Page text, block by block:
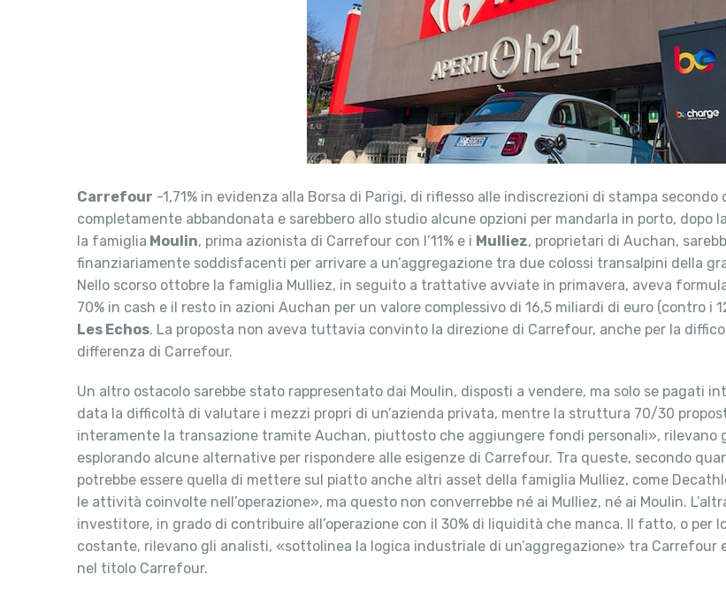
Carrefour -1,71% in evidenza alla Borsa di Parigi, di riflesso alle indiscrezioni di stampa
completamente abbandonata e sarebbero allo studio alcune opzioni per mandarla in porto, dopo
la famiglia Moulin, prima azionista di Carrefour con l’11% e i Mulliez, proprietari di Auchan,
finanziariamente soddisfacenti per arrivare a un’aggregazione tra due colossi transalpini della
Nello scorso ottobre la famiglia Mulliez, in seguito a trattative avviate in primavera, aveva
70% in cash e il resto in azioni Auchan per un valore complessivo di 16,5 miliardi di euro (contro
Les Echos. La proposta non aveva tuttavia convinto la direzione di Carrefour, anche per la
differenza di Carrefour.
Un altro ostacolo sarebbe stato rappresentato dai Moulin, disposti a vendere, ma solo se pagati
data la difficoltà di valutare i mezzi propri di un’azienda privata, mentre la struttura 70/30
interamente la transazione tramite Auchan, piuttosto che aggiungere fondi personali», rilevano
esplorando alcune alternative per rispondere alle esigenze di Carrefour. Tra queste, secondo
potrebbe essere quella di mettere sul piatto anche altri asset della famiglia Mulliez, come
le attività coinvolte nell’operazione», ma questo non converrebbe né ai Mulliez, né ai Moulin.
investitore, in grado di contribuire all’operazione con il 30% di liquidità che manca. Il fatto, o per
costante, rilevano gli analisti, «sottolinea la logica industriale di un’aggregazione» tra
nel titolo Carrefour.